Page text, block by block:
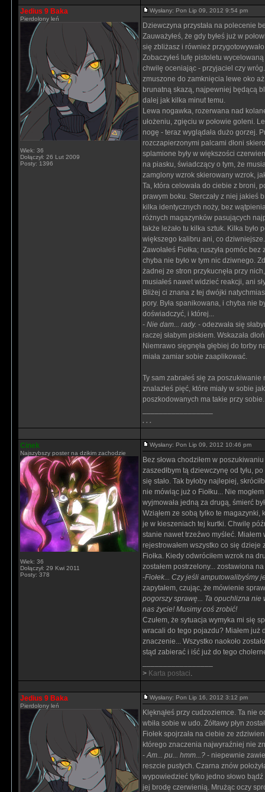
Jedius 9 Baka
Pierdolony leń
Wiek: 36
Dołączył: 26 Lut 2009
Posty: 1396
Wysłany: Pon Lip 09, 2012 9:54 pm
Dziewczyna przystała na polecenie
Zauważyłeś, że gdy byłeś już w
się zbliżasz i również
Zobaczyłeś lufę pistoletu
chwilę oceniając - przyjaciel czy
zmuszone do zamknięcia lewe oko
brunatną skazą, najpewniej będącą
dalej jak kilka minut temu.
Lewa nogawka, rozerwana nad
ułożeniu, zgięciu w połowie goleni.
nogę - teraz wyglądała dużo gorzej.
rozczapierzonymi palcami dłoni
splamione były w większości
na piasku, świadczący o tym, że
zamglony wzrok skierowany wzrok,
Ta, która celowała do ciebie z broni,
prawym boku. Sterczały z niej jakieś
kilka identycznych noży, bez
różnych magazynków pasujących
także leżało tu kilka sztuk. Kilka było
większego kalibru ani, co
Zawołałeś Fiołka; ruszyła pomóc
chyba nie było w tym nic dziwnego.
żadnej ze stron przykucnęła przy
musiałeś nawet widzieć reakcji, ani
Bliżej ci znana z tej dwójki
pory. Była spanikowana, i chyba nie
doświadczyć, i której...
- Nie dam... rady. - odezwała się
raczej słabym piskiem. Wskazała
Niemrawo sięgnęła głębiej do torby
miała zamiar sobie zaaplikować.
Ty sam zabrałeś się za
znalazłeś pięć, które miały w sobie
poszkodowanych ma takie przy
. . .
Cinek
Najszybszy poster na dzikim zachodzie
Wiek: 36
Dołączył: 29 Kwi 2011
Posty: 378
Wysłany: Pon Lip 09, 2012 10:46 pm
Bez słowa chodziłem w
zaszedłbym tą dziewczynę od tyłu,
się stało. Tak byłoby najlepiej,
nie mówiąc już o Fiołku... Nie
wyjmowała jedną za drugą, śmierć
Wziąłem ze sobą tylko te magazynki,
je w kieszeniach tej kurtki. Chwilę
stanie nawet trzeźwo myśleć.
rejestrowałem wszystko co się dzieje
Fiołka. Kiedy odwróciłem wzrok na
zostałem postrzelony... zostawiona
-Fiołek... Czy jeśli amputowalibyśmy
zapytałem, czując, że mówienie
pogorszy sprawę... Ta opuchlizna nie
nas życie! Musimy coś zrobić!
Czułem, że sytuacja wymyka mi się
wracali do tego pojazdu? Miałem już
znaczenie... Wszystko naokoło
stąd zabierać i iść już do tego
> Karta postaci.
Jedius 9 Baka
Pierdolony leń
Wysłany: Pon Lip 16, 2012 3:12 pm
Klęknąłeś przy cudzoziemce. Ta nie
wbiła sobie w udo. Żółtawy płyn
Fiołek spojrzała na ciebie ze
którego znaczenia najwyraźniej nie
-Am... pu... hmm...? - niepewnie
reszcie pustych. Czarna znów
wypowiedzieć tylko jedno słowo
jej brodę czerwienią. Mrużąc oczy